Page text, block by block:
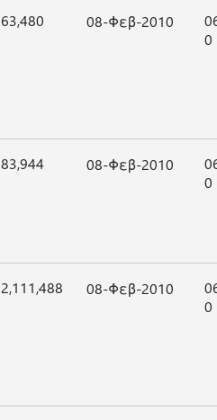
63,480 08-Φεβ-2010
0
83,944 08-Φεβ-2010
0
2,111,488 08-Φεβ-2010
0